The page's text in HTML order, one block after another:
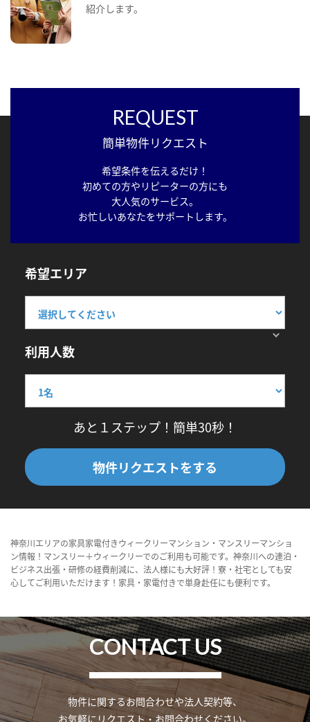
紹介します。
REQUEST
簡単物件リクエスト
希望条件を伝えるだけ！
初めての方やリピーターの方にも
大人気のサービス。
お忙しいあなたをサポートします。
希望エリア
利用人数
あと１ステップ！簡単30秒！
物件リクエストをする
神奈川エリアの家具家電付きウィークリーマンション・マンスリーマンショ
ン情報！マンスリー＋ウィークリーでのご利用も可能です。神奈川への連泊・
ビジネス出張・研修の経費削減に、法人様にも大好評！寮・社宅としても安
心してご利用いただけます！家具・家電付きで単身赴任にも便利です。
CONTACT US
物件に関するお問合わせや法人契約等、
お気軽にリクエスト・お問合わせください。